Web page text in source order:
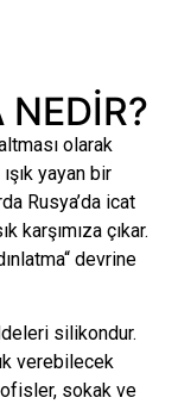
olarak
yayan bir
Rusya’da icat
karşımıza çıkar.
devrine
silikondur.
verebilecek
sokak ve